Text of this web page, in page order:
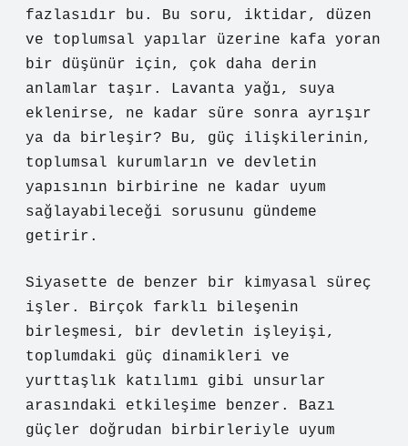
fazlasıdır bu. Bu soru, iktidar, düzen
ve toplumsal yapılar üzerine kafa yoran
bir düşünür için, çok daha derin
anlamlar taşır. Lavanta yağı, suya
eklenirse, ne kadar süre sonra ayrışır
ya da birleşir? Bu, güç ilişkilerinin,
toplumsal kurumların ve devletin
yapısının birbirine ne kadar uyum
sağlayabileceği sorusunu gündeme
getirir.
Siyasette de benzer bir kimyasal süreç
işler. Birçok farklı bileşenin
birleşmesi, bir devletin işleyişi,
toplumdaki güç dinamikleri ve
yurttaşlık katılımı gibi unsurlar
arasındaki etkileşime benzer. Bazı
güçler doğrudan birbirleriyle uyum